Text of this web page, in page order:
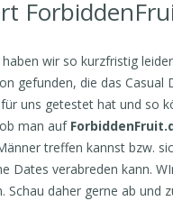
wir so kurzfristig
gefunden, die das Casual
uns getestet hat und so
man auf
treffen kannst bzw.
Dates verabreden kann.
Schau daher gerne ab und